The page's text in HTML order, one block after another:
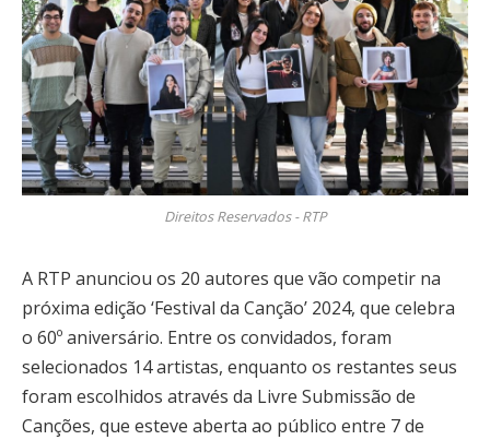
Direitos Reservados - RTP
A RTP anunciou os 20 autores que vão competir na
próxima edição ‘Festival da Canção’ 2024, que celebra
o 60º aniversário. Entre os convidados, foram
selecionados 14 artistas, enquanto os restantes seus
foram escolhidos através da Livre Submissão de
Canções, que esteve aberta ao público entre 7 de